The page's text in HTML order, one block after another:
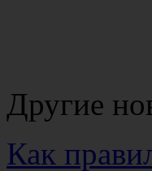
Другие
Как